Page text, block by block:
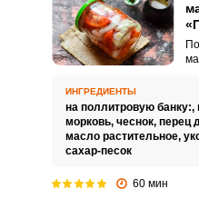
ИНГРЕДИЕНТЫ
на поллитровую банку:,
морковь, чеснок, перец
масло растительное,
сахар-песок
60 мин